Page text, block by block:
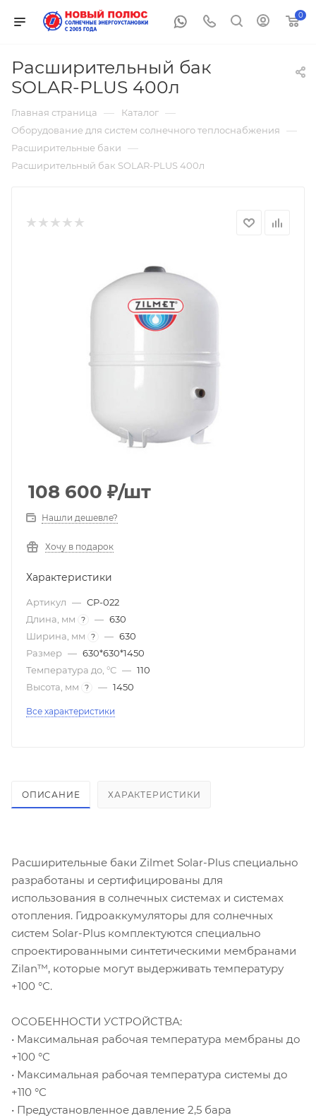
0
Расширительный бак
SOLAR-PLUS 400л
Главная страница — Каталог —
Оборудование для систем солнечного теплоснабжения —
Расширительные баки —
Расширительный бак SOLAR-PLUS 400л
108 600 ₽/шт
Нашли дешевле?
Хочу в подарок
Характеристики
Артикул — CP-022
Длина, мм
? — 630
Ширина, мм
? — 630
Размер — 630*630*1450
Температура до, °С — 110
Высота, мм
? — 1450
Все характеристики
ОПИСАНИЕ ХАРАКТЕРИСТИКИ
Расширительные баки Zilmet Solar-Plus специально
разработаны и сертифицированы для
использования в солнечных системах и системах
отопления. Гидроаккумуляторы для солнечных
систем Solar-Plus комплектуются специально
спроектированными синтетическими мембранами
Zilan™, которые могут выдерживать температуру
+100 °С.
ОСОБЕННОСТИ УСТРОЙСТВА:
• Максимальная рабочая температура мембраны до
+100 °С
• Максимальная рабочая температура системы до
+110 °С
• Предустановленное давление 2,5 бара